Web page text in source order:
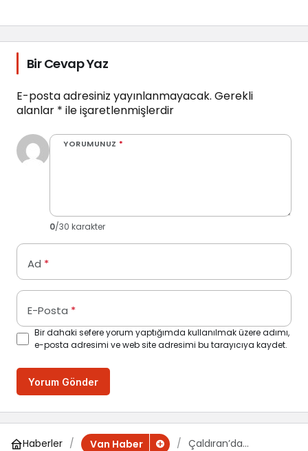
Bir Cevap Yaz
E-posta adresiniz yayınlanmayacak. Gerekli
alanlar * ile işaretlenmişlerdir
YORUMUNUZ *
0/30 karakter
Ad *
E-Posta *
Bir dahaki sefere yorum yaptığımda kullanılmak üzere adımı,
e-posta adresimi ve web site adresimi bu tarayıcıya kaydet.
Yorum Gönder
Haberler Van Haber Çaldıran’da